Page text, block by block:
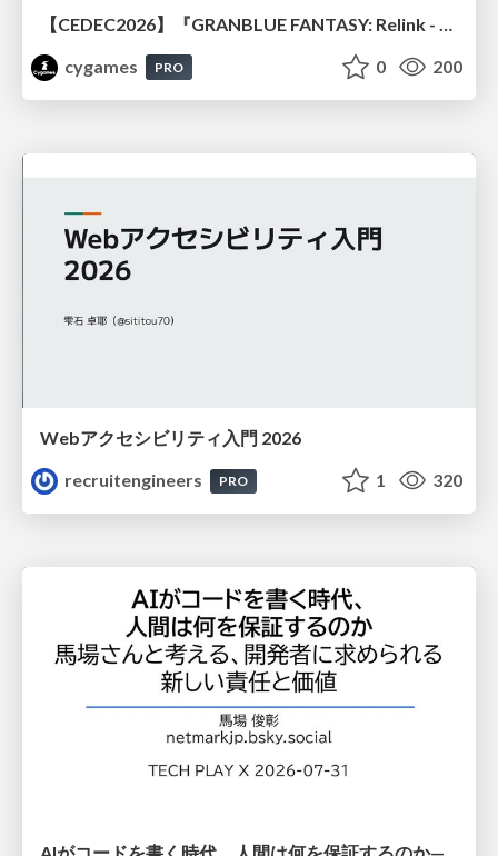
cygames
PRO 0 200
Webアクセシビリティ入門 2026
recruitengineers
PRO 1 320